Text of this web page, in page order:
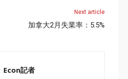
Next article
加拿大2月失業率：5.5%
Econ記者